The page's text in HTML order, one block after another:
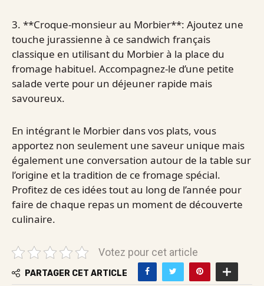
3. **Croque-monsieur au Morbier**: Ajoutez une
touche jurassienne à ce sandwich français
classique en utilisant du Morbier à la place du
fromage habituel. Accompagnez-le d’une petite
salade verte pour un déjeuner rapide mais
savoureux.
En intégrant le Morbier dans vos plats, vous
apportez non seulement une saveur unique mais
également une conversation autour de la table sur
l’origine et la tradition de ce fromage spécial.
Profitez de ces idées tout au long de l’année pour
faire de chaque repas un moment de découverte
culinaire.
Votez pour cet article
PARTAGER CET ARTICLE